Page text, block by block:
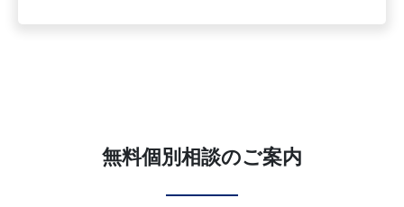
無料個別相談のご案内